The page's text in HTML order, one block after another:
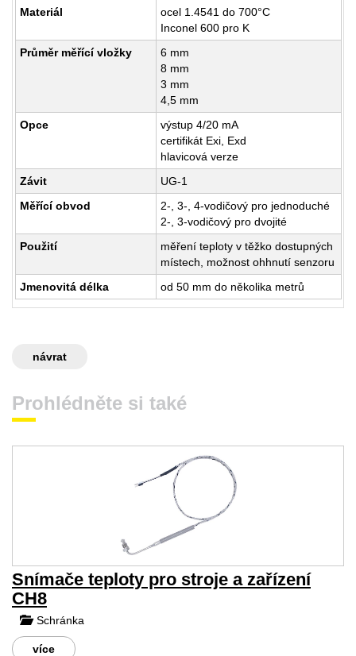
Materiál
ocel 1.4541 do 700°C
Inconel 600 pro K
Průměr měřící vložky
6 mm
8 mm
3 mm
4,5 mm
Opce
výstup 4/20 mA
certifikát Exi, Exd
hlavicová verze
Závit
UG-1
Měřící obvod
2-, 3-, 4-vodičový pro jednoduché
2-, 3-vodičový pro dvojité
Použití
měření teploty v těžko dostupných
místech, možnost ohhnutí senzoru
Jmenovitá délka
od 50 mm do několika metrů
návrat
Prohlédněte si také
Snímače teploty pro stroje a zařízení
CH8
Schránka
více